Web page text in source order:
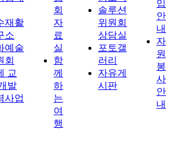
재활
소
예술
회
교
발
사업
회
자
료
실
함
께
하
는
여
행
솔루션
위원회
상담실
포토갤
러리
자유게
시판
입
안
내
자
원
봉
사
안
내